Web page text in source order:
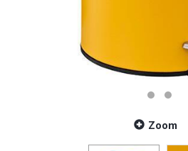
Zoom